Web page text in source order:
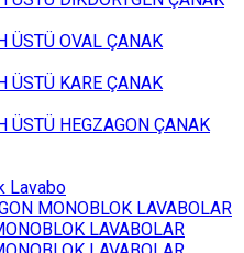
ÜSTÜ OVAL ÇANAK
ÜSTÜ KARE ÇANAK
ÜSTÜ HEGZAGON ÇANAK
Lavabo
MONOBLOK LAVABOLAR
LAVABOLAR